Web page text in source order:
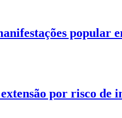
popular
por risco de